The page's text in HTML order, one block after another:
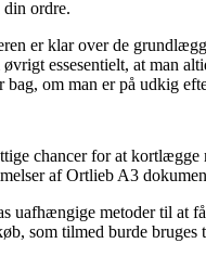
din ordre.
er klar over de
essesentielt, at man
bag, om man er på udkig
chancer for at
af Ortlieb A3
uafhængige metoder til at
som tilmed burde